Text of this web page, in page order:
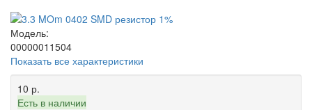
Модель:
00000011504
Показать все характеристики
10 р.
Есть в наличии